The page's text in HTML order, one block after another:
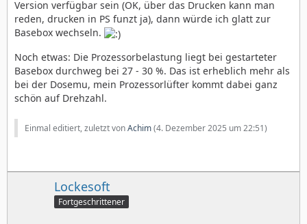
Version verfügbar sein (OK, über das Drucken kann man
reden, drucken in PS funzt ja), dann würde ich glatt zur
Basebox wechseln.
Noch etwas: Die Prozessorbelastung liegt bei gestarteter
Basebox durchweg bei 27 - 30 %. Das ist erheblich mehr als
bei der Dosemu, mein Prozessorlüfter kommt dabei ganz
schön auf Drehzahl.
Einmal editiert, zuletzt vonAchim(4. Dezember 2025 um 22:51)
Lockesoft
Fortgeschrittener